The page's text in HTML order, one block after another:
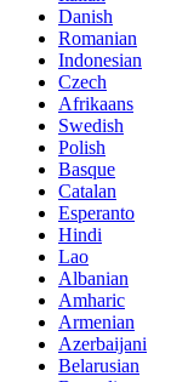
Danish
Romanian
Indonesian
Czech
Afrikaans
Swedish
Polish
Basque
Catalan
Esperanto
Hindi
Lao
Albanian
Amharic
Armenian
Azerbaijani
Belarusian